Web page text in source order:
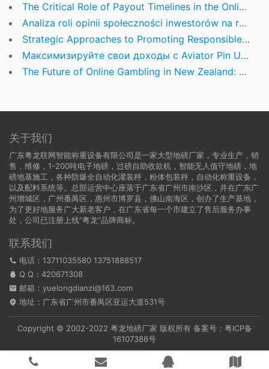
The Critical Role of Payout Timelines in the Online Betting Industry
Analiza roli opinii społeczności inwestorów na rynku polskim
Strategic Approaches to Promoting Responsible Online Gambling in New Zealand
Максимизируйте свои доходы с Aviator Pin Up KZ: Правила игры и бонусы
The Future of Online Gambling in New Zealand: Navigating Regulations, Innovation, and Alternatives
关于我们
广东粤龙联网智能称重设备有限公司是一家大型地磅厂家，专业生产，销
售，维修，1-200吨电子地磅，过磅自助收款机，智能无人值守地磅，地
磅地基施工，各种防爆全自动化灌装秤，粉体包装秤，自动化称重设备，
以及配料系统等。总部运营中心座落于广东省广州市南沙区，并在广东广
州增城区，广州番禺区，惠州市博罗县，佛山南海区，创办了生产基地，
为了更好地服务广大新老客户，在广东省每一个市建立了售后服务办事
处，公司已注册上线“粤龙”品牌商标。
联系我们
电话：13711035580 13751888517
Q Q： 420671308
邮箱：yuelongdianzi@163.com
地址：广东省广州市番禺区亚运大道531号
Copyright © 2002-2022 粤龙地磅厂家 版权所有 备案号： 粤ICP备
16107386号